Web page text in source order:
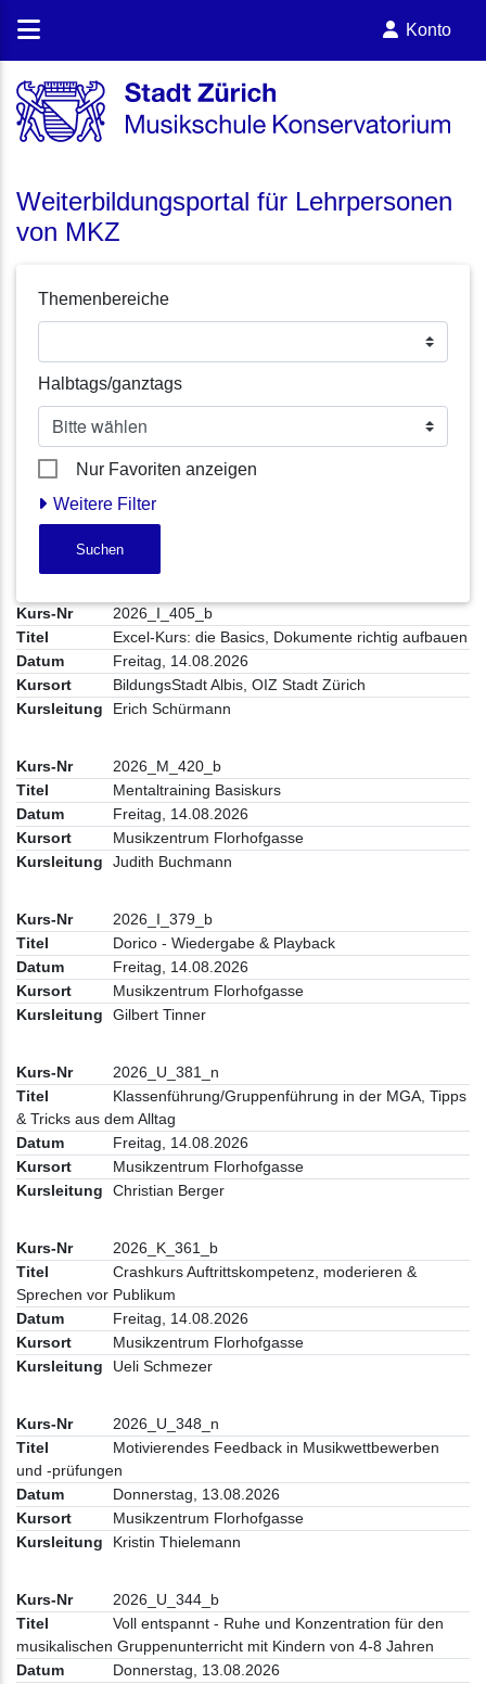
Konto
Weiterbildungsportal für Lehrpersonen
von MKZ
Themenbereiche
Halbtags/ganztags
Nur Favoriten anzeigen
Weitere Filter
Suchen
2026_I_405_b
Excel-Kurs: die Basics, Dokumente richtig aufbauen
Freitag, 14.08.2026
BildungsStadt Albis, OIZ Stadt Zürich
Erich Schürmann
2026_M_420_b
Mentaltraining Basiskurs
Freitag, 14.08.2026
Musikzentrum Florhofgasse
Judith Buchmann
2026_I_379_b
Dorico - Wiedergabe & Playback
Freitag, 14.08.2026
Musikzentrum Florhofgasse
Gilbert Tinner
2026_U_381_n
Klassenführung/Gruppenführung in der MGA, Tipps
& Tricks aus dem Alltag
Freitag, 14.08.2026
Musikzentrum Florhofgasse
Christian Berger
2026_K_361_b
Crashkurs Auftrittskompetenz, moderieren &
Sprechen vor Publikum
Freitag, 14.08.2026
Musikzentrum Florhofgasse
Ueli Schmezer
2026_U_348_n
Motivierendes Feedback in Musikwettbewerben
und -prüfungen
Donnerstag, 13.08.2026
Musikzentrum Florhofgasse
Kristin Thielemann
2026_U_344_b
Voll entspannt - Ruhe und Konzentration für den
musikalischen Gruppenunterricht mit Kindern von 4-8 Jahren
Donnerstag, 13.08.2026